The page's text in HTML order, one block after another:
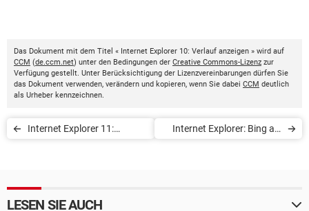
Das Dokument mit dem Titel « Internet Explorer 10: Verlauf anzeigen » wird auf
CCM (de.ccm.net) unter den Bedingungen der Creative Commons-Lizenz zur
Verfügung gestellt. Unter Berücksichtigung der Lizenzvereinbarungen dürfen Sie
das Dokument verwenden, verändern und kopieren, wenn Sie dabei CCM deutlich
als Urheber kennzeichnen.
Internet Explorer 11:
Internet Explorer: Bing als
LESEN SIE AUCH